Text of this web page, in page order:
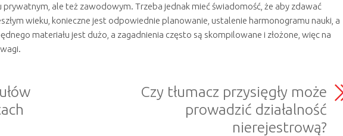
prywatnym, ale też zawodowym. Trzeba jednak mieć świadomość, że aby zdawać
wieku, konieczne jest odpowiednie planowanie, ustalenie harmonogramu nauki, a
materiału jest dużo, a zagadnienia często są skompilowane i złożone, więc na
Czy tłumacz przysięgły może
prowadzić działalność
nierejestrową?